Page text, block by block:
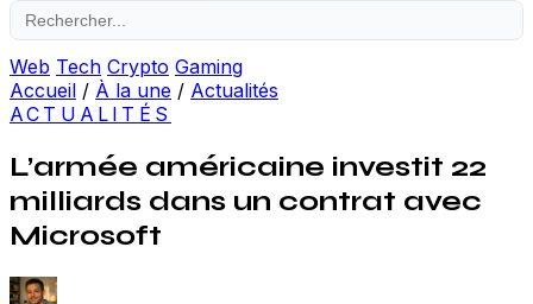
Web Tech Crypto Gaming
Accueil / À la une / Actualités
ACTUALITÉS
L’armée américaine investit 22
milliards dans un contrat avec
Microsoft